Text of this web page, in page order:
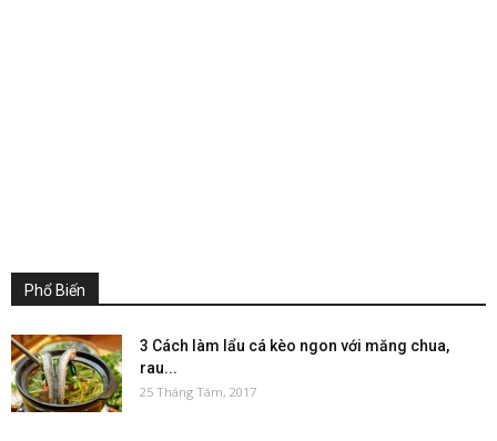
Phổ Biến
3 Cách làm lẩu cá kèo ngon với măng chua,
rau...
25 Tháng Tám, 2017